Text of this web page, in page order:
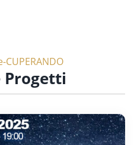
CUPERANDO
Progetti